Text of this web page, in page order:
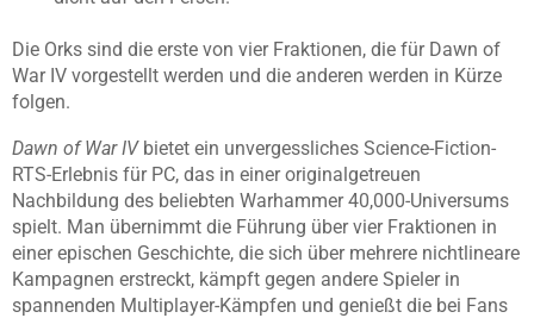
Die Orks sind die erste von vier Fraktionen, die für Dawn of
War IV vorgestellt werden und die anderen werden in Kürze
folgen.
Dawn of War IVbietet ein unvergessliches Science-Fiction-
RTS-Erlebnis für PC, das in einer originalgetreuen
Nachbildung des beliebten Warhammer 40,000-Universums
spielt. Man übernimmt die Führung über vier Fraktionen in
einer epischen Geschichte, die sich über mehrere nichtlineare
Kampagnen erstreckt, kämpft gegen andere Spieler in
spannenden Multiplayer-Kämpfen und genießt die bei Fans